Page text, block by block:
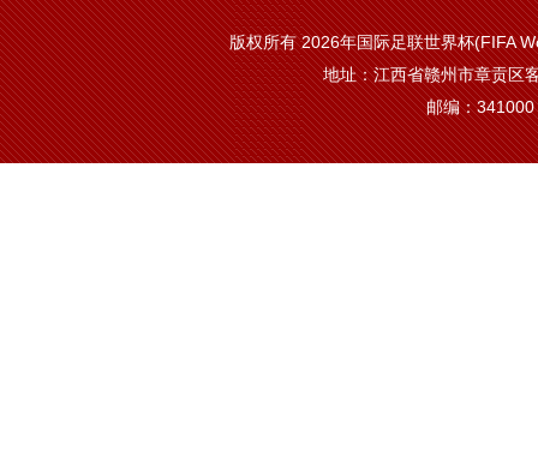
版权所有 2026年国际足联世界杯(FIFA
地址：江西省赣州市章贡区
邮编：341000